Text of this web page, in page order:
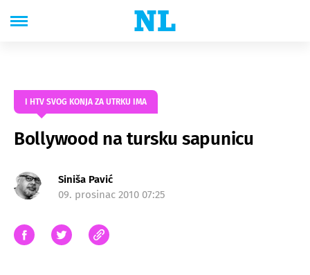
I HTV SVOG KONJA ZA UTRKU IMA
Bollywood na tursku sapunicu
Siniša Pavić
09. prosinac 2010 07:25